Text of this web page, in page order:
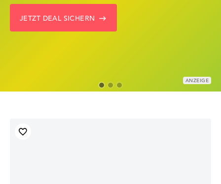
JETZT DEAL SICHERN
ZU DEN HP ANGEBOTEN